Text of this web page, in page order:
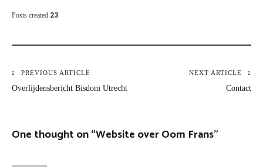
Posts created 23
Post
navigation
PREVIOUS ARTICLE
Overlijdensbericht Bisdom Utrecht
NEXT ARTICLE
Contact
One thought on “Website over Oom Frans”